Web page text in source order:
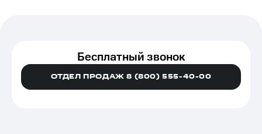
Бесплатный звонок
ОТДЕЛ ПРОДАЖ 8 (800) 555-40-00